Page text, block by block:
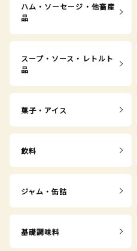
ハム・ソーセージ・他畜産
品
スープ・ソース・レトルト
品
菓子・アイス
飲料
ジャム・缶詰
基礎調味料